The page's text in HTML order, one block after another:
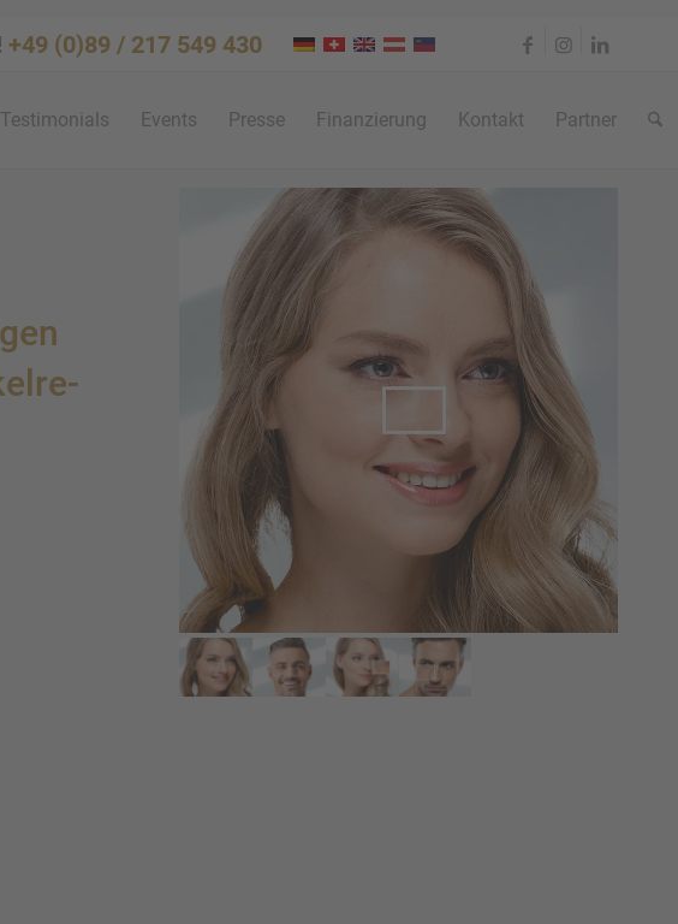
+49 (0)89 / 217 549 430
Testi­mo­ni­als Events Presse Finan­zie­rung Kontakt Partner